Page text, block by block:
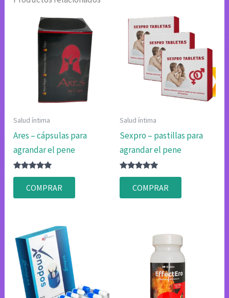
Salud íntima
Ares – cápsulas para
agrandar el pene
Valorado
4.75
de 5
COMPRAR
Salud íntima
Sexpro – pastillas para
agrandar el pene
Valorado
4.80
de 5
COMPRAR